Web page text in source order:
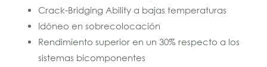
Crack-Bridging Ability a bajas temperaturas
Idóneo en sobrecolocación
Rendimiento superior en un 30% respecto a los
sistemas bicomponentes